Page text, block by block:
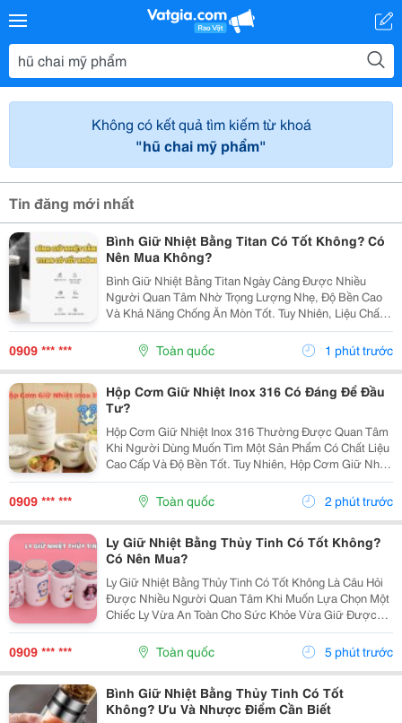
Không có kết quả tìm kiếm từ khoá
"hũ chai mỹ phẩm"
Tin đăng mới nhất
Bình Giữ Nhiệt Bằng Titan Có Tốt Không? Có
Nên Mua Không?
Bình Giữ Nhiệt Bằng Titan Ngày Càng Được Nhiều
Người Quan Tâm Nhờ Trọng Lượng Nhẹ, Độ Bền Cao
Và Khả Năng Chống Ăn Mòn Tốt. Tuy Nhiên, Liệu Chất
Liệu Titan Có Thực Sự Vượt Trội So Với Inox 304 Hoặc
Inox 316? Bài Viết Dưới Đây Sẽ Giúp Bạn Hiểu Rõ
0909 *** *** Toàn quốc 1 phút trước
Hộp Cơm Giữ Nhiệt Inox 316 Có Đáng Để Đầu
Tư?
Hộp Cơm Giữ Nhiệt Inox 316 Thường Được Quan Tâm
Khi Người Dùng Muốn Tìm Một Sản Phẩm Có Chất Liệu
Cao Cấp Và Độ Bền Tốt. Tuy Nhiên, Hộp Cơm Giữ Nhiệt
Inox 316 Có Thực Sự Cần Thiết Hay Không Còn Phụ
Thuộc Vào Nhu Cầu Sử Dụng Của Mỗi Người. Cùng
0909 *** *** Toàn quốc 2 phút trước
Ly Giữ Nhiệt Bằng Thủy Tinh Có Tốt Không?
Có Nên Mua?
Ly Giữ Nhiệt Bằng Thủy Tinh Có Tốt Không Là Câu Hỏi
Được Nhiều Người Quan Tâm Khi Muốn Lựa Chọn Một
Chiếc Ly Vừa An Toàn Cho Sức Khỏe Vừa Giữ Được
Hương Vị Nguyên Bản Của Đồ Uống. Tuy Nhiên, Liệu
Đây Có Phải Là Lựa Chọn Phù Hợp Với Mọi Nhu Cầu
0909 *** *** Toàn quốc 5 phút trước
Bình Giữ Nhiệt Bằng Thủy Tinh Có Tốt
Không? Ưu Và Nhược Điểm Cần Biết